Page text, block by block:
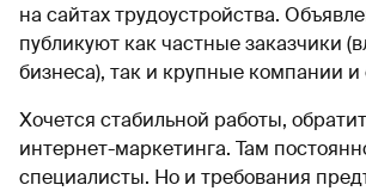
на сайтах трудоустройства.
публикуют как частные заказчики
бизнеса), так и крупные компании и
Хочется стабильной работы,
интернет-маркетинга. Там
специалисты. Но и требования